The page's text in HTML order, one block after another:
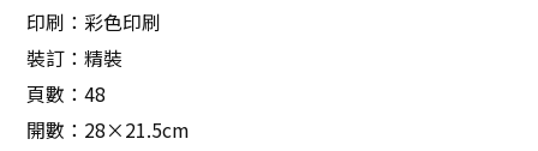
印刷：彩色印刷
裝訂：精裝
頁數：48
開數：28×21.5cm